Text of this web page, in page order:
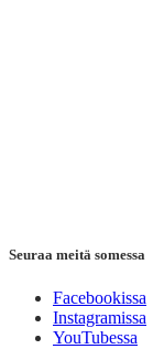
Seuraa meitä somessa
Facebookissa
Instagramissa
YouTubessa